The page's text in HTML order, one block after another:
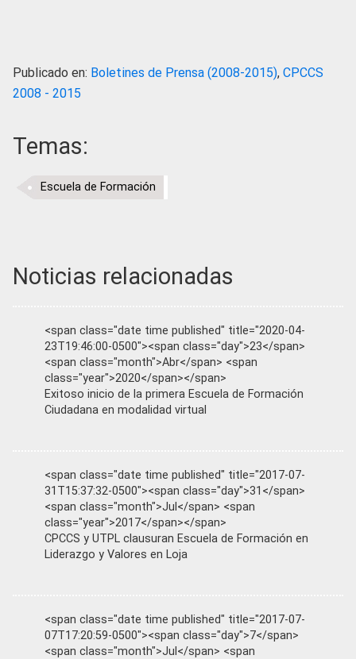
Publicado en: Boletines de Prensa (2008-2015), CPCCS
2008 - 2015
Temas:
Escuela de Formación
Noticias relacionadas
<span class="date time published" title="2020-04-
23T19:46:00-0500"><span class="day">23</span>
<span class="month">Abr</span> <span
class="year">2020</span></span>
Exitoso inicio de la primera Escuela de Formación
Ciudadana en modalidad virtual
<span class="date time published" title="2017-07-
31T15:37:32-0500"><span class="day">31</span>
<span class="month">Jul</span> <span
class="year">2017</span></span>
CPCCS y UTPL clausuran Escuela de Formación en
Liderazgo y Valores en Loja
<span class="date time published" title="2017-07-
07T17:20:59-0500"><span class="day">7</span>
<span class="month">Jul</span> <span